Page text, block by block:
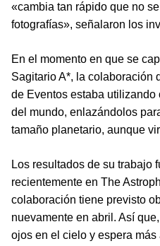
«cambia tan rápido que no
fotografías», señalaron los
En el momento en que se
Sagitario A*, la colaboración
de Eventos estaba
del mundo, enlazándolos
tamaño planetario, aunque
Los resultados de su trabajo
recientemente en The
colaboración tiene previsto
nuevamente en abril. Así
ojos en el cielo y espera